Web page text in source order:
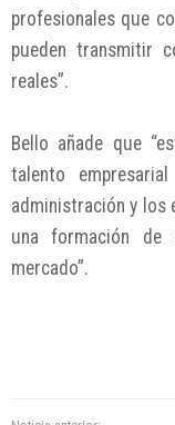
profesionales que
pueden transmitir
reales”.
Bello añade que
talento
administración y los
una formación de
mercado”.